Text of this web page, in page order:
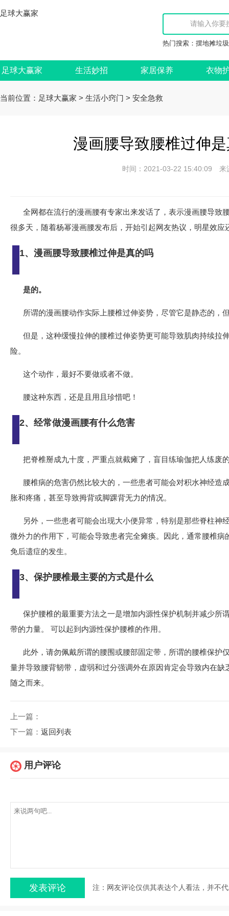
足球大赢家
热门搜索： 摆地摊垃
足球大赢家 生活妙招 家居保养 衣物
当前位置： 足球大赢家 > 生活小窍门 > 安全急救
漫画腰导致腰椎过伸
时间：2021-03-22 15:40:09
全网都在流行的漫画腰有专家出来发话了，表示漫画腰导致
很多天，随着杨幂漫画腰发布后，开始引起网友热议，明星效
1、漫画腰导致腰椎过伸是真的吗
是的。
所谓的漫画腰动作实际上腰椎过伸姿势，尽管它是静态的，
但是，这种缓慢拉伸的腰椎过伸姿势更可能导致肌肉持续拉
险。
这个动作，最好不要做或者不做。
腰这种东西，还是且用且珍惜吧！
2、经常做漫画腰有什么危害
把脊椎掰成九十度，严重点就截瘫了，盲目练瑜伽把人练废
腰椎病的危害仍然比较大的，一些患者可能会对积水神经造
胀和疼痛，甚至导致拇背或脚踝背无力的情况。
另外，一些患者可能会出现大小便异常，特别是那些脊柱神
微外力的作用下，可能会导致患者完全瘫痪。因此，通常腰椎
免后遗症的发生。
3、保护腰椎最主要的方式是什么
保护腰椎的最重要方法之一是增加内源性保护机制并减少所
带的力量。 可以起到内源性保护腰椎的作用。
此外，请勿佩戴所谓的腰围或腰部固定带，所谓的腰椎保护
量并导致腰背韧带，虚弱和过分强调外在原因肯定会导致内在
随之而来。
上一篇：
下一篇： 返回列表
用户评论
注：网友评论仅供其表达个人看法，并不